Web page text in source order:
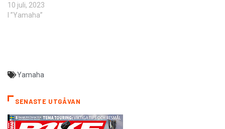
10 juli, 2023
I ”Yamaha”
Yamaha
SENASTE UTGÅVAN